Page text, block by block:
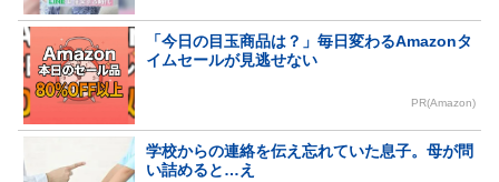
「今日の目玉商品は？」毎日変わるAmazonタ
イムセールが見逃せない
PR(Amazon)
学校からの連絡を伝え忘れていた息子。母が問
い詰めると…え